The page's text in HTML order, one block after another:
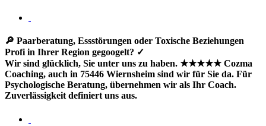
🔎 Paarberatung, Essstörungen oder Toxische Beziehungen
Profi in Ihrer Region gegoogelt? ✓
Wir sind glücklich, Sie unter uns zu haben. ★★★★★ Cozma
Coaching, auch in 75446 Wiernsheim sind wir für Sie da. Für
Psychologische Beratung, übernehmen wir als Ihr Coach.
Zuverlässigkeit definiert uns aus.